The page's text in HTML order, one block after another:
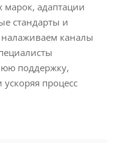
марок, адаптации
стандарты и
каналы
поддержку,
процесс